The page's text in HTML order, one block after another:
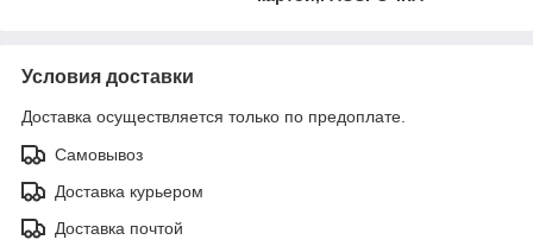
Условия доставки
Доставка осуществляется только по предоплате.
Самовывоз
Доставка курьером
Доставка почтой